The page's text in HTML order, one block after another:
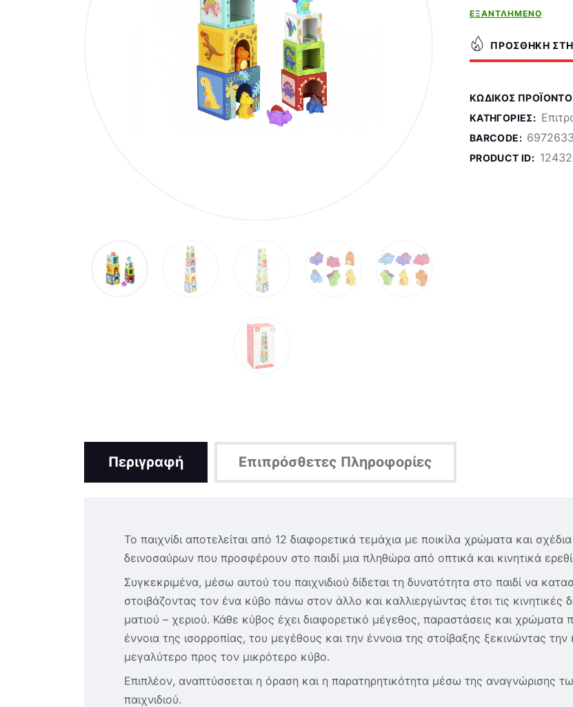
ΕΞΑΝΤΛΗΜΈΝΟ
ΠΡΟΣΘΉΚΗ ΣΤΗ
ΚΩΔΙΚΌΣ
ΚΑΤΗΓΟΡΊΕΣ:
BARCODE:
PRODUCT ID: 12432
Περιγραφή Επιπρόσθετες Πληροφορίες
Το παιχνίδι αποτελείται από 12 διαφορετικά τεμάχια με ποικίλα χρώματα και
δεινοσαύρων που προσφέρουν στο παιδί μια πληθώρα από οπτικά και κινητικά
Συγκεκριμένα, μέσω αυτού του παιχνιδιού δίδεται τη δυνατότητα στο παιδί να
στοιβάζοντας τον ένα κύβο πάνω στον άλλο και καλλιεργώντας έτσι τις κινητικές
ματιού – χεριού. Κάθε κύβος έχει διαφορετικό μέγεθος, παραστάσεις και χρώματα
έννοια της ισορροπίας, του μεγέθους και την έννοια της στοίβαξης ξεκινώντας
μεγαλύτερο προς τον μικρότερο κύβο.
Επιπλέον, αναπτύσσεται η όραση και η παρατηρητικότητα μέσω της αναγνώρισης
παιχνιδιού.